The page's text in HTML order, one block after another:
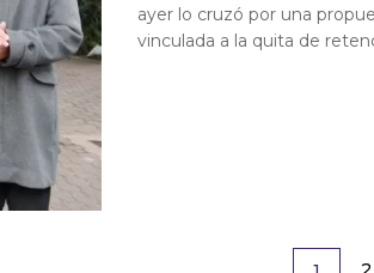
ayer lo cruzó por una
vinculada a la quita de